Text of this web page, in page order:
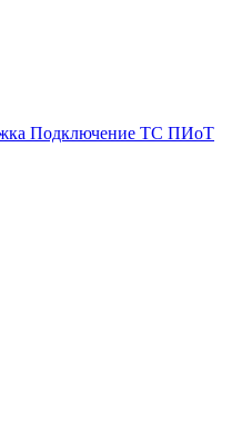
Подключение ТС ПИоТ